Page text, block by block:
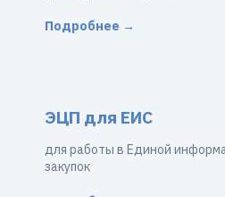
Подробнее →
ЭЦП для ЕИС
для работы в Единой
закупок